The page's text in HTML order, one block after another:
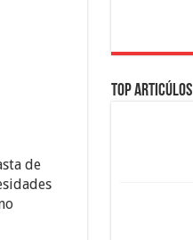
de
Top Articúlos